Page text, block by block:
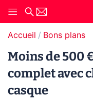
Accueil Bons plans
Moins de 500
complet avec
casque